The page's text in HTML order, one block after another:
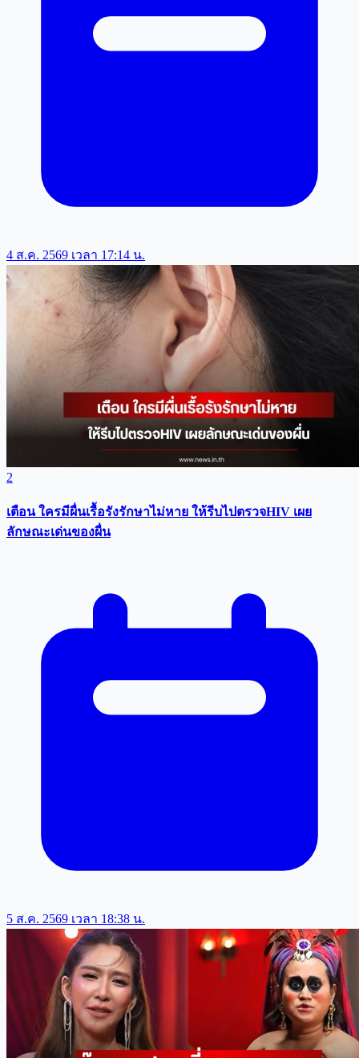
4 ส.ค. 2569 เวลา 17:14 น.
2
เตือน ใครมีผื่นเรื้อรังรักษาไม่หาย ให้รีบไปตรวจHIV เผย
ลักษณะเด่นของผื่น
5 ส.ค. 2569 เวลา 18:38 น.